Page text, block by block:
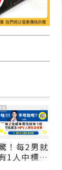
！每2男就
1人中標？
PR